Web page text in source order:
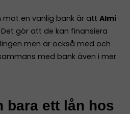
mot en vanlig bank är att Almi
Det gör att de kan finansiera
men är också med och
med bank även i mer
bara ett lån hos